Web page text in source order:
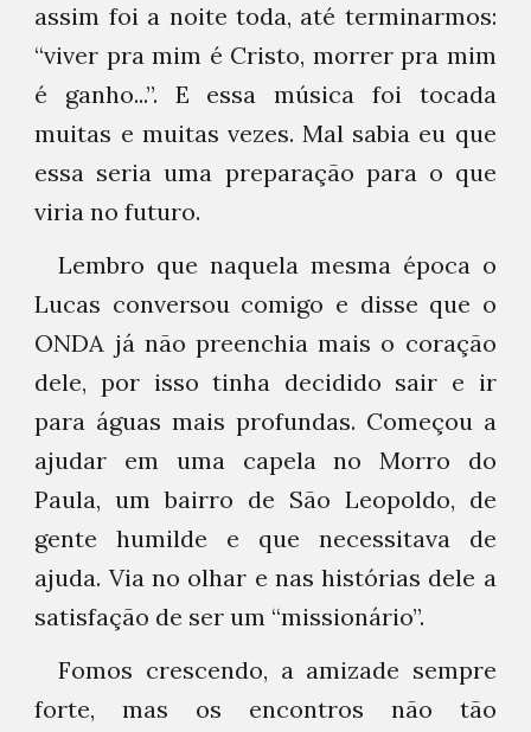
assim foi a noite toda, até terminarmos:
“viver pra mim é Cristo, morrer pra mim
é ganho...”. E essa música foi tocada
muitas e muitas vezes. Mal sabia eu que
essa seria uma preparação para o que
viria no futuro.
Lembro que naquela mesma época o
Lucas conversou comigo e disse que o
ONDA já não preenchia mais o coração
dele, por isso tinha decidido sair e ir
para águas mais profundas. Começou a
ajudar em uma capela no Morro do
Paula, um bairro de São Leopoldo, de
gente humilde e que necessitava de
ajuda. Via no olhar e nas histórias dele a
satisfação de ser um “missionário”.
Fomos crescendo, a amizade sempre
forte, mas os encontros não tão